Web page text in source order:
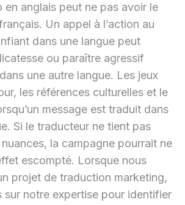
en anglais peut ne pas avoir le
Un appel à l’action au
dans une langue peut
ou paraître agressif
une autre langue. Les jeux
les références culturelles et le
message est traduit dans
Si le traducteur ne tient pas
la campagne pourrait ne
escompté. Lorsque nous
projet de traduction marketing,
sur notre expertise pour identifier